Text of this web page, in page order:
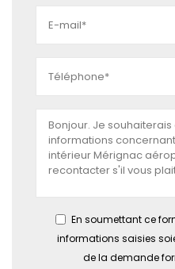
En soumettant ce
informations saisies
de la demande